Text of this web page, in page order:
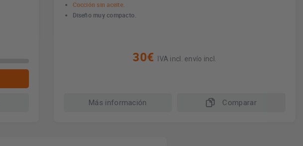
Cocción sin aceite.
Diseño muy compacto.
30€ IVA incl. envío incl.
Más información Comparar